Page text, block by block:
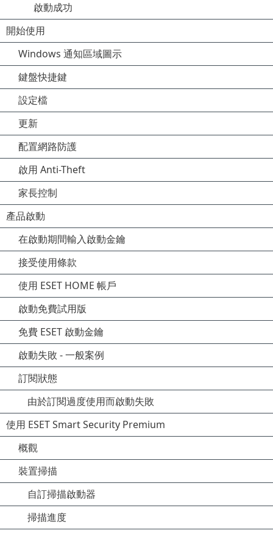
啟動成功
開始使用
Windows 通知區域圖示
鍵盤快捷鍵
設定檔
更新
配置網路防護
啟用 Anti-Theft
家長控制
產品啟動
在啟動期間輸入啟動金鑰
接受使用條款
使用 ESET HOME 帳戶
啟動免費試用版
免費 ESET 啟動金鑰
啟動失敗 - 一般案例
訂閱狀態
由於訂閱過度使用而啟動失敗
使用 ESET Smart Security Premium
概觀
裝置掃描
自訂掃描啟動器
掃描進度